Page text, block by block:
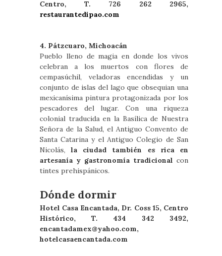
Centro, T. 726 262 2965,
restaurantedipao.com
4. Pátzcuaro, Michoacán
Pueblo lleno de magia en donde los vivos
celebran a los muertos con flores de
cempasúchil, veladoras encendidas y un
conjunto de islas del lago que obsequian una
mexicanísima pintura protagonizada por los
pescadores del lugar. Con una riqueza
colonial traducida en la Basílica de Nuestra
Señora de la Salud, el Antiguo Convento de
Santa Catarina y el Antiguo Colegio de San
Nicolás,la ciudad también es rica en
artesanía y gastronomía tradicional con
tintes prehispánicos.
Dónde dormir
Hotel Casa Encantada, Dr. Coss 15, Centro
Histórico, T. 434 342 3492,
encantadamex@yahoo.com,
hotelcasaencantada.com